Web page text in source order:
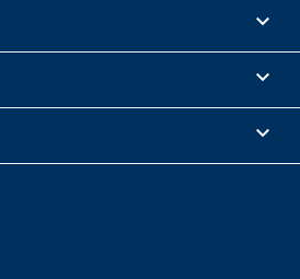


